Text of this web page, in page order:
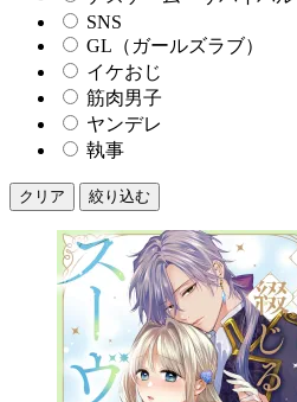
SNS
GL（ガールズラブ）
イケおじ
筋肉男子
ヤンデレ
執事
クリア 絞り込む